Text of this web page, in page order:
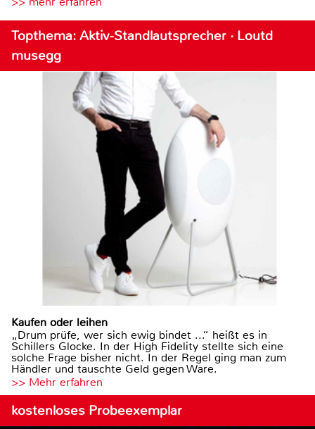
Topthema: Aktiv-Standlautsprecher · Loutd
musegg
Kaufen oder leihen
„Drum prüfe, wer sich ewig bindet ...“ heißt es in
Schillers Glocke. In der High Fidelity stellte sich eine
solche Frage bisher nicht. In der Regel ging man zum
Händler und tauschte Geld gegen Ware.
>> Mehr erfahren
kostenloses Probeexemplar